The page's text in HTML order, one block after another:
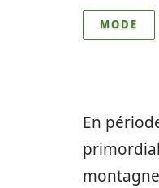
MODE
En